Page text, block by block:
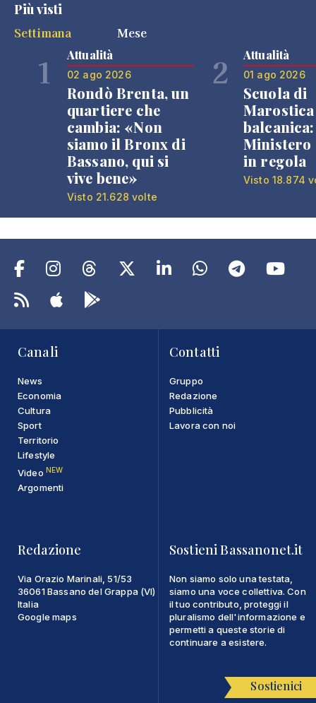
Più visti
Settimana
Mese
1 Attualità
02 ago 2026
Rondò Brenta, un
quartiere che
cambia: «Non
siamo il Bronx di
Bassano, qui si
vive bene»
Visto 21.628 volte
2 Attualità
01 ago 2026
Scuola di
Ministero
in regola
Visto 18.874
Canali
News
Economia
Cultura
Sport
Territorio
Lifestyle
Video NEW
Argomenti
Contatti
Gruppo
Redazione
Pubblicità
Lavora con noi
Redazione
Via Orazio Marinali, 51/53
36061 Bassano del Grappa (VI)
Italia
Google maps
Sostieni Bassanonet.it
Non siamo solo una testata,
siamo una voce collettiva. Con
il tuo contributo, proteggi il
pluralismo dell'informazione e
permetti a queste storie di
continuare a esistere.
Sostienici